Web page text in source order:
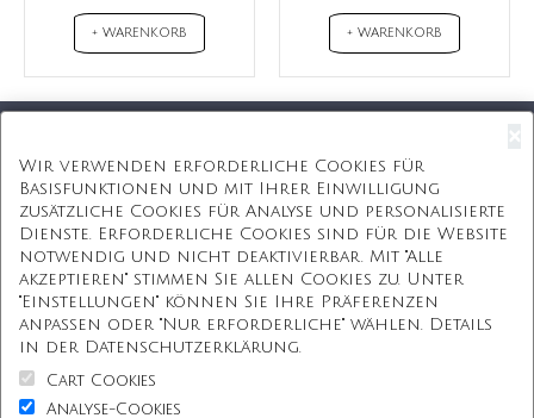
+ WARENKORB + WARENKORB
Kostenlose Geschenkbox
Kostenlose Gravur
Unbegrenzte Redesign
ÜBER UNS
Information
Wir verwenden erforderliche Cookies für
Basisfunktionen und mit Ihrer Einwilligung
zusätzliche Cookies für Analyse und personalisierte
Dienste. Erforderliche Cookies sind für die Website
notwendig und nicht deaktivierbar. Mit "Alle
akzeptieren" stimmen Sie allen Cookies zu. Unter
"Einstellungen" können Sie Ihre Präferenzen
anpassen oder "Nur erforderliche" wählen. Details
in der Datenschutzerklärung.
Cart Cookies
Analyse-Cookies